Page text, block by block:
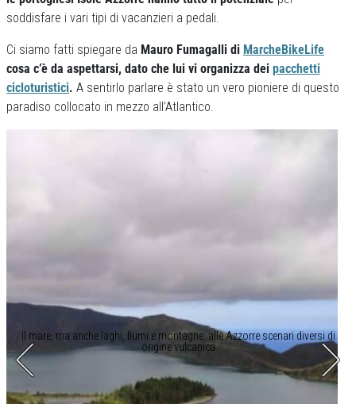
soddisfare i vari tipi di vacanzieri a pedali.
Ci siamo fatti spiegare da Mauro Fumagalli di MarcheBikeLife
cosa c’è da aspettarsi, dato che lui vi organizza dei pacchetti
cicloturistici. A sentirlo parlare è stato un vero pioniere di questo
paradiso collocato in mezzo all’Atlantico.
Il mare, ma anche laghi, fiumi e montagne: alle Azzorre scenari diversi di
origine vulcanica